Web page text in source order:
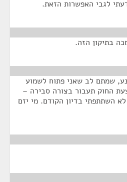
לגבי האפשרות הזאת.
בתיקון הזה.
שמתם לב שאני פתוח לשמוע
החוק תעבור בצורה סבירה –
ולא 6 שעות? לא השתתפתי בדיון הקודם. מי יזם